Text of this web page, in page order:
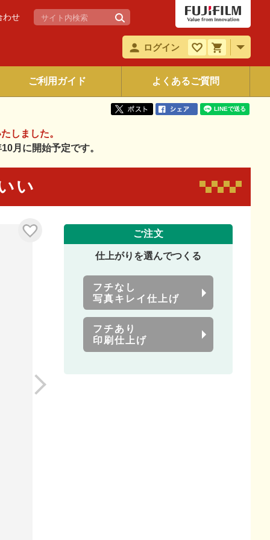
わせ
ログイン
ご利用ガイド よくあるご質問
しました。
月に開始予定です。
い
ご注文
仕上がりを選んでつくる
フチなし
写真キレイ仕上げ
フチあり
印刷仕上げ